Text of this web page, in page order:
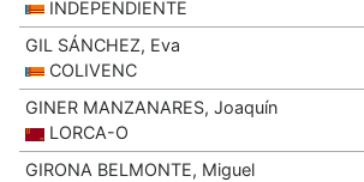
INDEPENDIENTE
GIL SÁNCHEZ, Eva
COLIVENC
GINER MANZANARES, Joaquín
LORCA-O
GIRONA BELMONTE, Miguel